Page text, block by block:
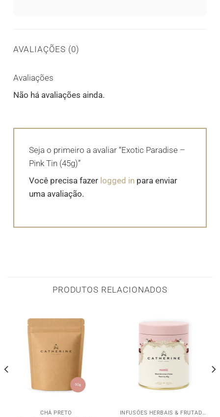
AVALIAÇÕES (0)
Avaliações
Não há avaliações ainda.
Seja o primeiro a avaliar “Exotic Paradise –
Pink Tin (45g)”
Você precisa fazer logged in para enviar
uma avaliação.
PRODUTOS RELACIONADOS
CHÁ PRETO INFUSÕES HERBAIS & FRUTADAS